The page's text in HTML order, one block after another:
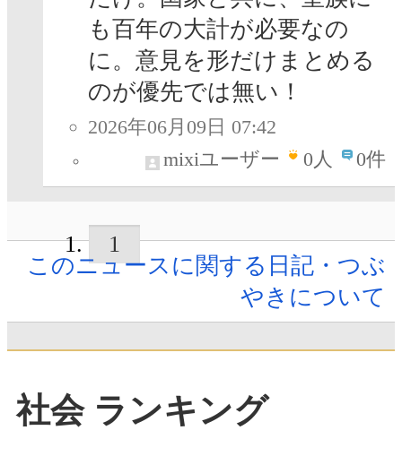
も百年の大計が必要なの
に。意見を形だけまとめる
のが優先では無い！
2026年06月09日 07:42
mixiユーザー
0人 0件
1
このニュースに関する日記・つぶ
やきについて
社会 ランキング